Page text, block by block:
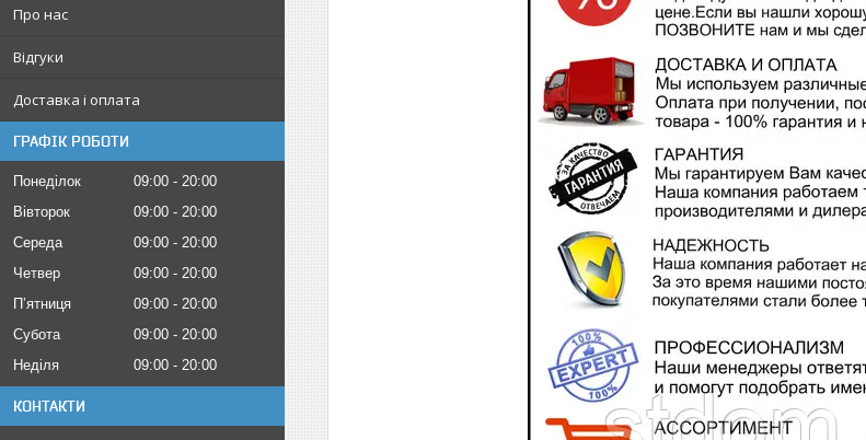
Про нас
Відгуки
Доставка і оплата
ГРАФІК РОБОТИ
Понеділок 09:00
20:00
Вівторок
09:00
20:00
Середа
09:00
20:00
Четвер
09:00
20:00
Пʼятниця
09:00
20:00
Субота
09:00
20:00
Неділя
09:00 20:00
КОНТАКТИ